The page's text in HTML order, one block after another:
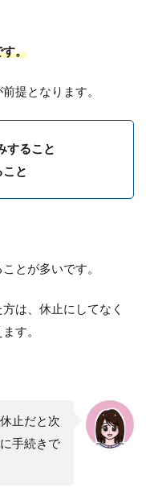
す。
提となります。
すること
と
とが多いです。
は、休止にしてなく
す。
止だと次
手続きで